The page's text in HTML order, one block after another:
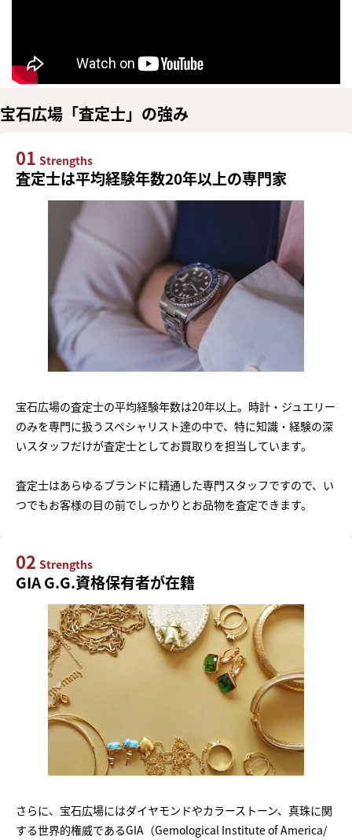
宝石広場「査定士」の強み
01 Strengths
査定士は平均経験年数20年以上の専門家
宝石広場の査定士の平均経験年数は20年以上。時計・ジュエリー
のみを専門に扱うスペシャリスト達の中で、特に知識・経験の深
いスタッフだけが査定士としてお買取りを担当しています。
査定士はあらゆるブランドに精通した専門スタッフですので、い
つでもお客様の目の前でしっかりとお品物を査定できます。
02 Strengths
GIA G.G.資格保有者が在籍
さらに、宝石広場にはダイヤモンドやカラーストーン、真珠に関
する世界的権威であるGIA（Gemological Institute of America/